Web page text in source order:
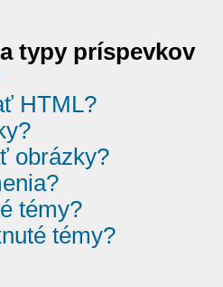
typy príspevkov
HTML?
obrázky?
témy?
témy?